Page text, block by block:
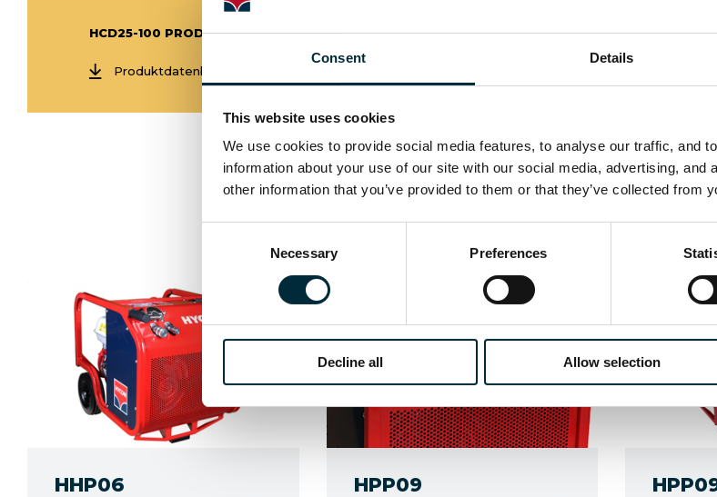
Consent Details
This website uses cookies
We use cookies to provide social media features, to analyse our traffic, and
information about your use of our site with our social media, advertising,
other information that you’ve provided to them or that they’ve collected from
Necessary Preferences
Decline all Allow selection
HCD25-100 PRODUKTDATENBLATT
Produktdatenblatt HCD25 100
Ähnliche
HHP06 HPP09